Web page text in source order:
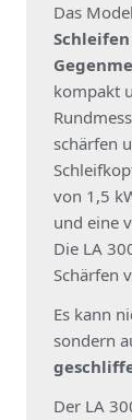
Das
kompakt
schärfen
von 1,5
und eine
Die LA
Schärfen
Es kann
sondern
Der LA